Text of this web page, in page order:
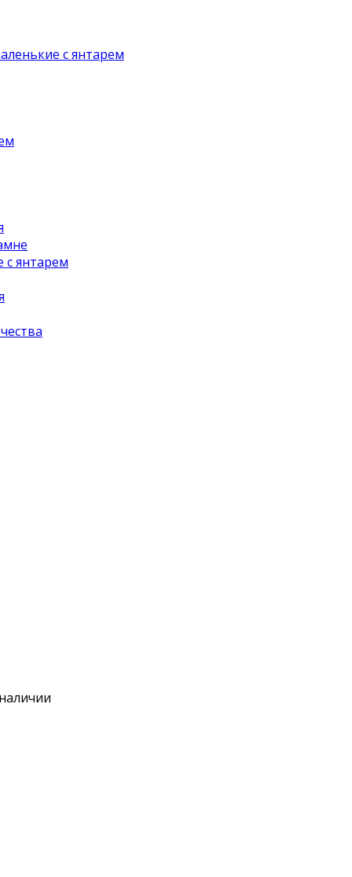
с янтарем
янтарем